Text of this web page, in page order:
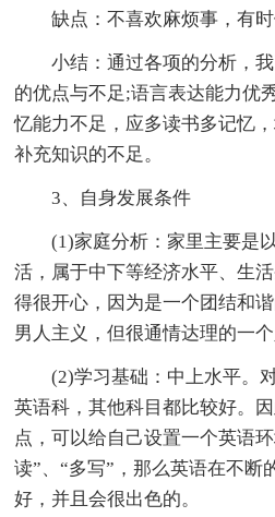
缺点：不喜欢麻烦事，有时
小结：通过各项的分析，
的优点与不足;语言表达能力优
忆能力不足，应多读书多记忆
补充知识的不足。
3、自身发展条件
(1)家庭分析：家里主要是
活，属于中下等经济水平、生
得很开心，因为是一个团结和
男人主义，但很通情达理的一
(2)学习基础：中上水平。
英语科，其他科目都比较好。
点，可以给自己设置一个英语
读”、“多写”，那么英语在不断
好，并且会很出色的。